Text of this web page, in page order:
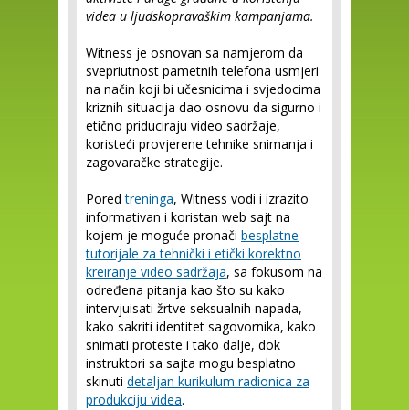
videa u ljudskopravaškim kampanjama.
Witness je osnovan sa namjerom da
svepriutnost pametnih telefona usmjeri
na način koji bi učesnicima i svjedocima
kriznih situacija dao osnovu da sigurno i
etično priduciraju video sadržaje,
koristeći provjerene tehnike snimanja i
zagovaračke strategije.
Poredtreninga, Witness vodi i izrazito
informativan i koristan web sajt na
kojem je moguće pronači besplatne
tutorijale za tehnički i etički korektno
kreiranje video sadržaja, sa fokusom na
određena pitanja kao što su kako
intervjuisati žrtve seksualnih napada,
kako sakriti identitet sagovornika, kako
snimati proteste i tako dalje, dok
instruktori sa sajta mogu besplatno
skinuti detaljan kurikulum radionica za
produkciju videa.